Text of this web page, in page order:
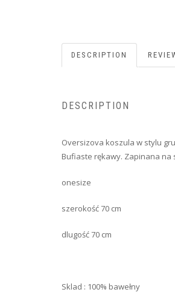
DESCRIPTION
DESCRIPTION
Oversizova koszula w stylu
Bufiaste rękawy. Zapinana na
onesize
szerokość 70 cm
dlugość 70 cm
Sklad : 100% bawełny